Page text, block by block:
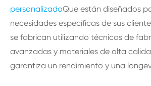
personalizadaQue están diseñados
necesidades específicas de sus
se fabrican utilizando técnicas de
avanzadas y materiales de alta
garantiza un rendimiento y una